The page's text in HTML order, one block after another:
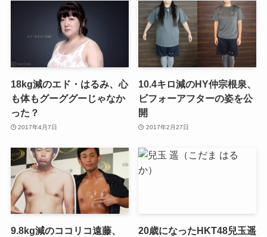
18kg減のエド・はるみ、心
も体もグーググーじゃなか
った？
2017年4月7日
10.4キロ減のHY仲宗根泉、
ビフォーアフターの姿を公
開
2017年2月27日
9.8kg減のココリコ遠藤、
20歳になったHKT48兒玉遥